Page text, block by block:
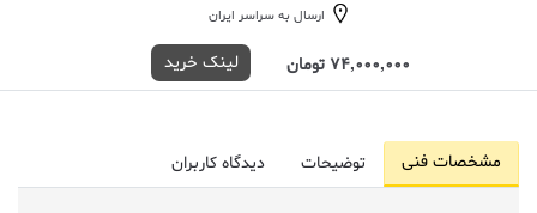
ارسال به سراسر ایران
74,000,000 تومان لینک خرید
مشخصات فنی توضیحات دیدگاه کاربران